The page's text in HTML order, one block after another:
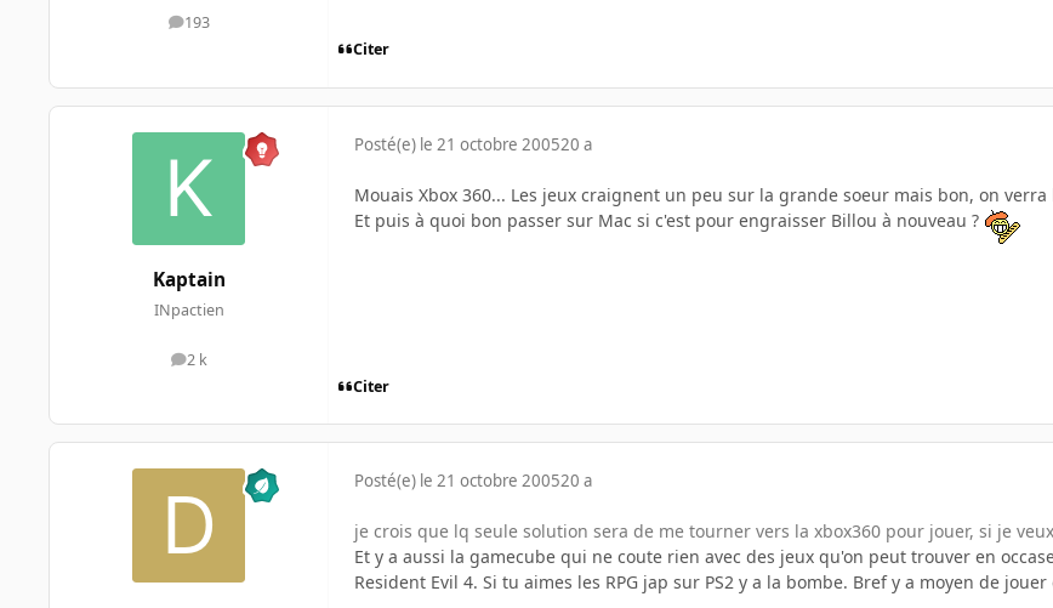
193
messages
Citer
Kaptain
INpactien
2 k
messages
Posté(e) le 21 octobre 200520 a
Mouais Xbox 360... Les jeux craignent un peu sur la grande soeur mais bon, on
Et puis à quoi bon passer sur Mac si c'est pour engraisser Billou à nouveau ?
Citer
Posté(e) le 21 octobre 200520 a
je crois que lq seule solution sera de me tourner vers la xbox360 pour jouer, si je
Et y a aussi la gamecube qui ne coute rien avec des jeux qu'on peut trouver en
Resident Evil 4. Si tu aimes les RPG jap sur PS2 y a la bombe. Bref y a moyen de